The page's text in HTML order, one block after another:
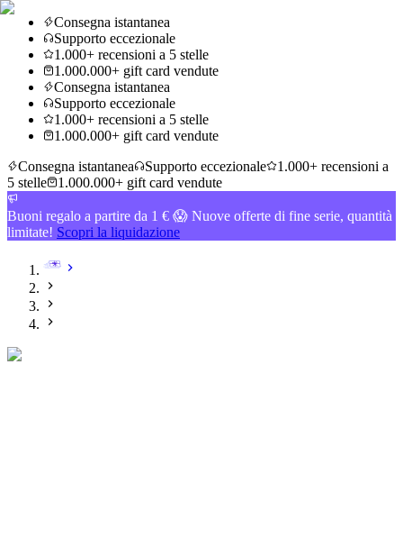
Consegna istantanea
Supporto eccezionale
1.000+ recensioni a 5 stelle
1.000.000+ gift card vendute
Consegna istantanea
Supporto eccezionale
1.000+ recensioni a 5 stelle
1.000.000+ gift card vendute
Consegna istantanea
Supporto eccezionale
1.000+ recensioni a
5 stelle
1.000.000+ gift card vendute
Buoni regalo a partire da 1 € 😱 Nuove offerte di fine serie, quantità
limitate! Scopri la liquidazione